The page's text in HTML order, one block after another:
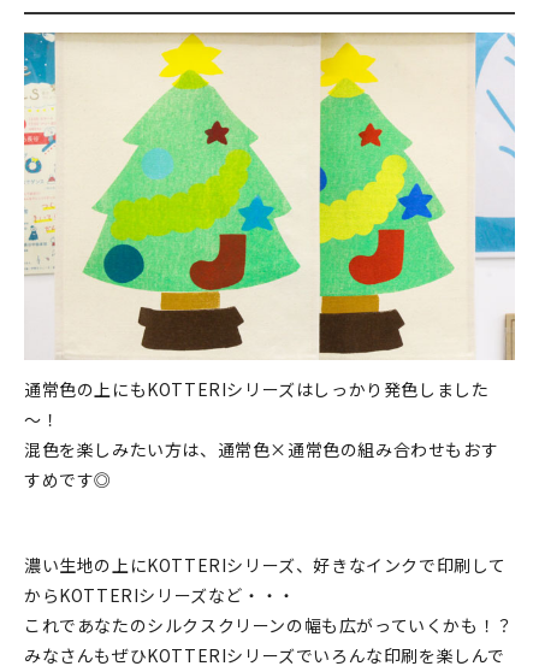
通常色の上にもKOTTERIシリーズはしっかり発色しました
～！
混色を楽しみたい方は、通常色×通常色の組み合わせもおす
すめです◎
濃い生地の上にKOTTERIシリーズ、好きなインクで印刷して
からKOTTERIシリーズなど・・・
これであなたのシルクスクリーンの幅も広がっていくかも！？
みなさんもぜひKOTTERIシリーズでいろんな印刷を楽しんで